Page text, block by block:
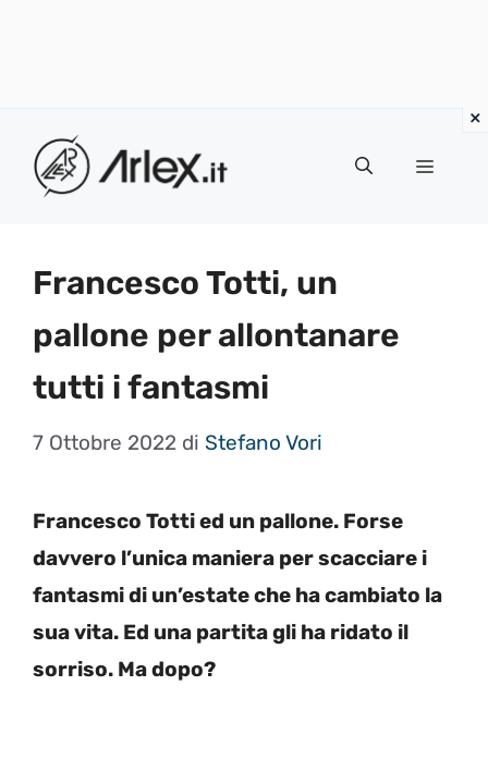
contenuto
Menu
Francesco Totti, un
pallone per allontanare
tutti i fantasmi
7 Ottobre 2022 di Stefano Vori
Francesco Totti ed un pallone. Forse
davvero l’unica maniera per scacciare i
fantasmi di un’estate che ha cambiato la
sua vita. Ed una partita gli ha ridato il
sorriso. Ma dopo?